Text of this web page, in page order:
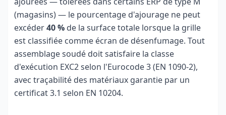
(magasins) — le pourcentage d'ajourage ne peut
excéder40 % de la surface totale lorsque la grille
est classifiée comme écran de désenfumage. Tout
assemblage soudé doit satisfaire la classe
d'exécution EXC2 selon l'Eurocode 3 (EN 1090-2),
avec traçabilité des matériaux garantie par un
certificat 3.1 selon EN 10204.